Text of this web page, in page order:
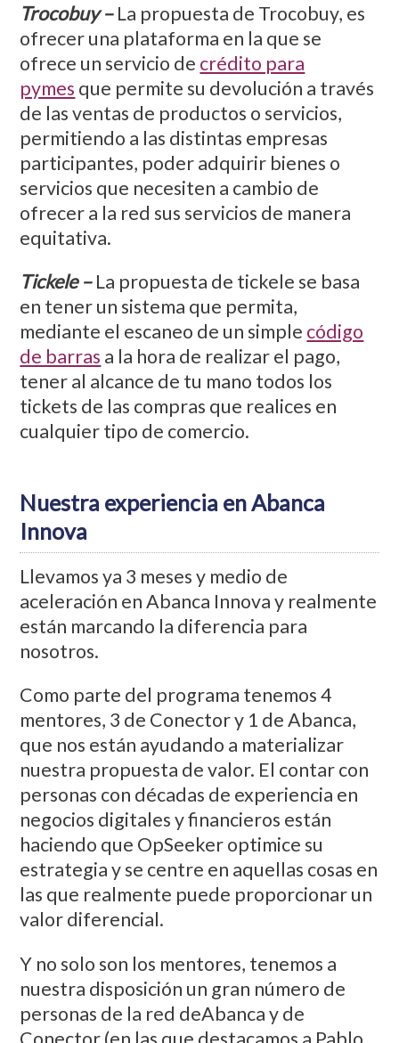
Trocobuy –La propuesta de Trocobuy, es
ofrecer una plataforma en la que se
ofrece un servicio de crédito para
pymes que permite su devolución a través
de las ventas de productos o servicios,
permitiendo a las distintas empresas
participantes, poder adquirir bienes o
servicios que necesiten a cambio de
ofrecer a la red sus servicios de manera
equitativa.
Tickele –La propuesta de tickele se basa
en tener un sistema que permita,
mediante el escaneo de un simple código
de barras a la hora de realizar el pago,
tener al alcance de tu mano todos los
tickets de las compras que realices en
cualquier tipo de comercio.
Nuestra experiencia en Abanca
Innova
Llevamos ya 3 meses y medio de
aceleración en Abanca Innova y realmente
están marcando la diferencia para
nosotros.
Como parte del programa tenemos 4
mentores, 3 de Conector y 1 de Abanca,
que nos están ayudando a materializar
nuestra propuesta de valor. El contar con
personas con décadas de experiencia en
negocios digitales y financieros están
haciendo que OpSeeker optimice su
estrategia y se centre en aquellas cosas en
las que realmente puede proporcionar un
valor diferencial.
Y no solo son los mentores, tenemos a
nuestra disposición un gran número de
personas de la red deAbanca y de
Conector (en las que destacamos a Pablo